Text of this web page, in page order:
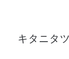
キタニタ